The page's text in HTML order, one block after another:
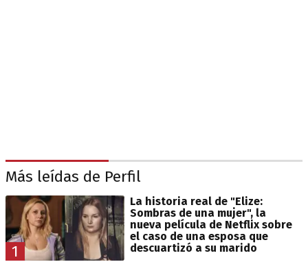
Más leídas de Perfil
1
La historia real de "Elize:
Sombras de una mujer", la
nueva película de Netflix sobre
el caso de una esposa que
descuartizó a su marido